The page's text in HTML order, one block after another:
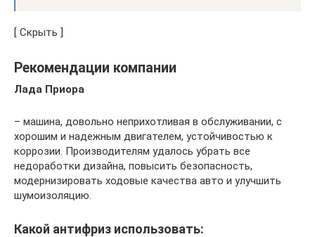
[ Скрыть ]
Рекомендации компании
Лада Приора
– машина, довольно неприхотливая в обслуживании, с
хорошим и надежным двигателем, устойчивостью к
коррозии. Производителям удалось убрать все
недоработки дизайна, повысить безопасность,
модернизировать ходовые качества авто и улучшить
шумоизоляцию.
Какой антифриз использовать: